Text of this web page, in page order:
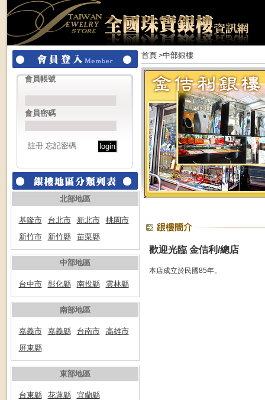
會員帳號
會員密碼
註冊 忘記密碼
北部地區
基隆市 台北市 新北市
桃園市
新竹市
新竹縣 苗栗縣
中部地區
台中市 彰化縣 南投縣 雲林縣
南部地區
嘉義市 嘉義縣 台南市
高雄市
屏東縣
東部地區
台東縣 花蓮縣 宜蘭縣
首頁 >中部銀樓
歡迎光臨 金佶利/總店
本店成立於民國85年。